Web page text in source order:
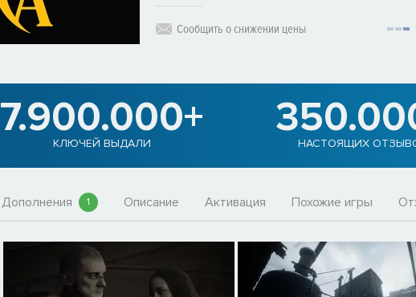
Сообщить о снижении цены
7.900.000+
КЛЮЧЕЙ ВЫДАЛИ НАСТОЯЩИХ
Дополнения 1 Описание Активация Похожие игры